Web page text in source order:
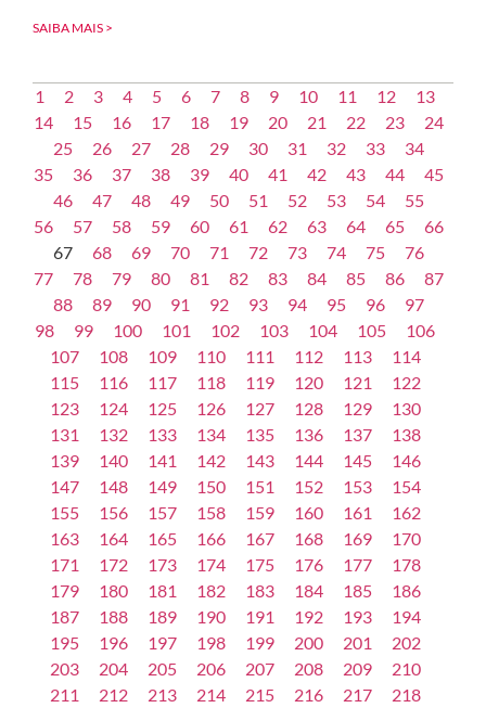
SAIBA MAIS >
1 2 3 4 5 6 7 8 9 10 11 12
13
14
15 16 17 18 19 20 21 22 23
24
25
26 27 28 29 30 31 32 33
34
35
36 37 38 39 40 41 42 43 44
45
46
47 48 49 50 51 52 53 54
55
56
57 58 59 60 61 62 63 64 65
66
67
68 69 70 71 72 73 74 75
76
77
78 79 80 81 82 83 84 85 86
87
88
89 90 91 92 93 94 95 96
97
98
99 100 101 102 103 104 105
106
107
108 109 110 111 112 113
114
115
116 117 118 119 120 121
122
123
124 125 126 127 128 129
130
131
132 133 134 135 136 137
138
139
140 141 142 143 144 145
146
147
148 149 150 151 152 153
154
155
156 157 158 159 160 161
162
163
164 165 166 167 168 169
170
171
172 173 174 175 176 177
178
179
180 181 182 183 184 185
186
187
188 189 190 191 192 193
194
195
196 197 198 199 200 201
202
203
204 205 206 207 208 209
210
211
212 213 214 215 216 217
218